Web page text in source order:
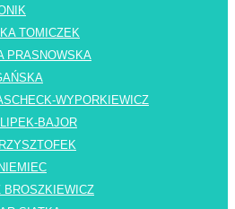
TOMICZEK
PRASNOWSKA
WYPORKIEWICZ
BAJOR
BROSZKIEWICZ